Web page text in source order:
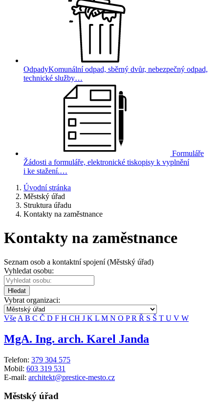
OdpadyKomunální odpad, sběrný dvůr, nebezpečný odpad,
technické služby…
Formuláře
Žádosti a formuláře, elektronické tiskopisy k vyplnění
i ke stažení.…
Úvodní stránka
Městský úřad
Struktura úřadu
Kontakty na zaměstnance
Kontakty na zaměstnance
Seznam osob a kontaktní spojení (Městský úřad)
Vyhledat osobu:
Hledat
Vybrat organizaci:
Vše A B C Č D F H CH J K L M N O PR Ř S Š T U V W
MgA. Ing. arch. Karel Janda
Telefon: 379 304 575
Mobil: 603 319 531
E-mail: architekt@prestice-mesto.cz
Městský úřad